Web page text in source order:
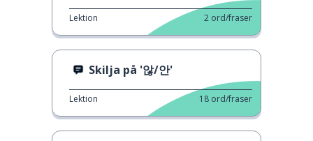
Lektion 2 ord/fraser
Skilja på '않/안'
Lektion 18 ord/fraser